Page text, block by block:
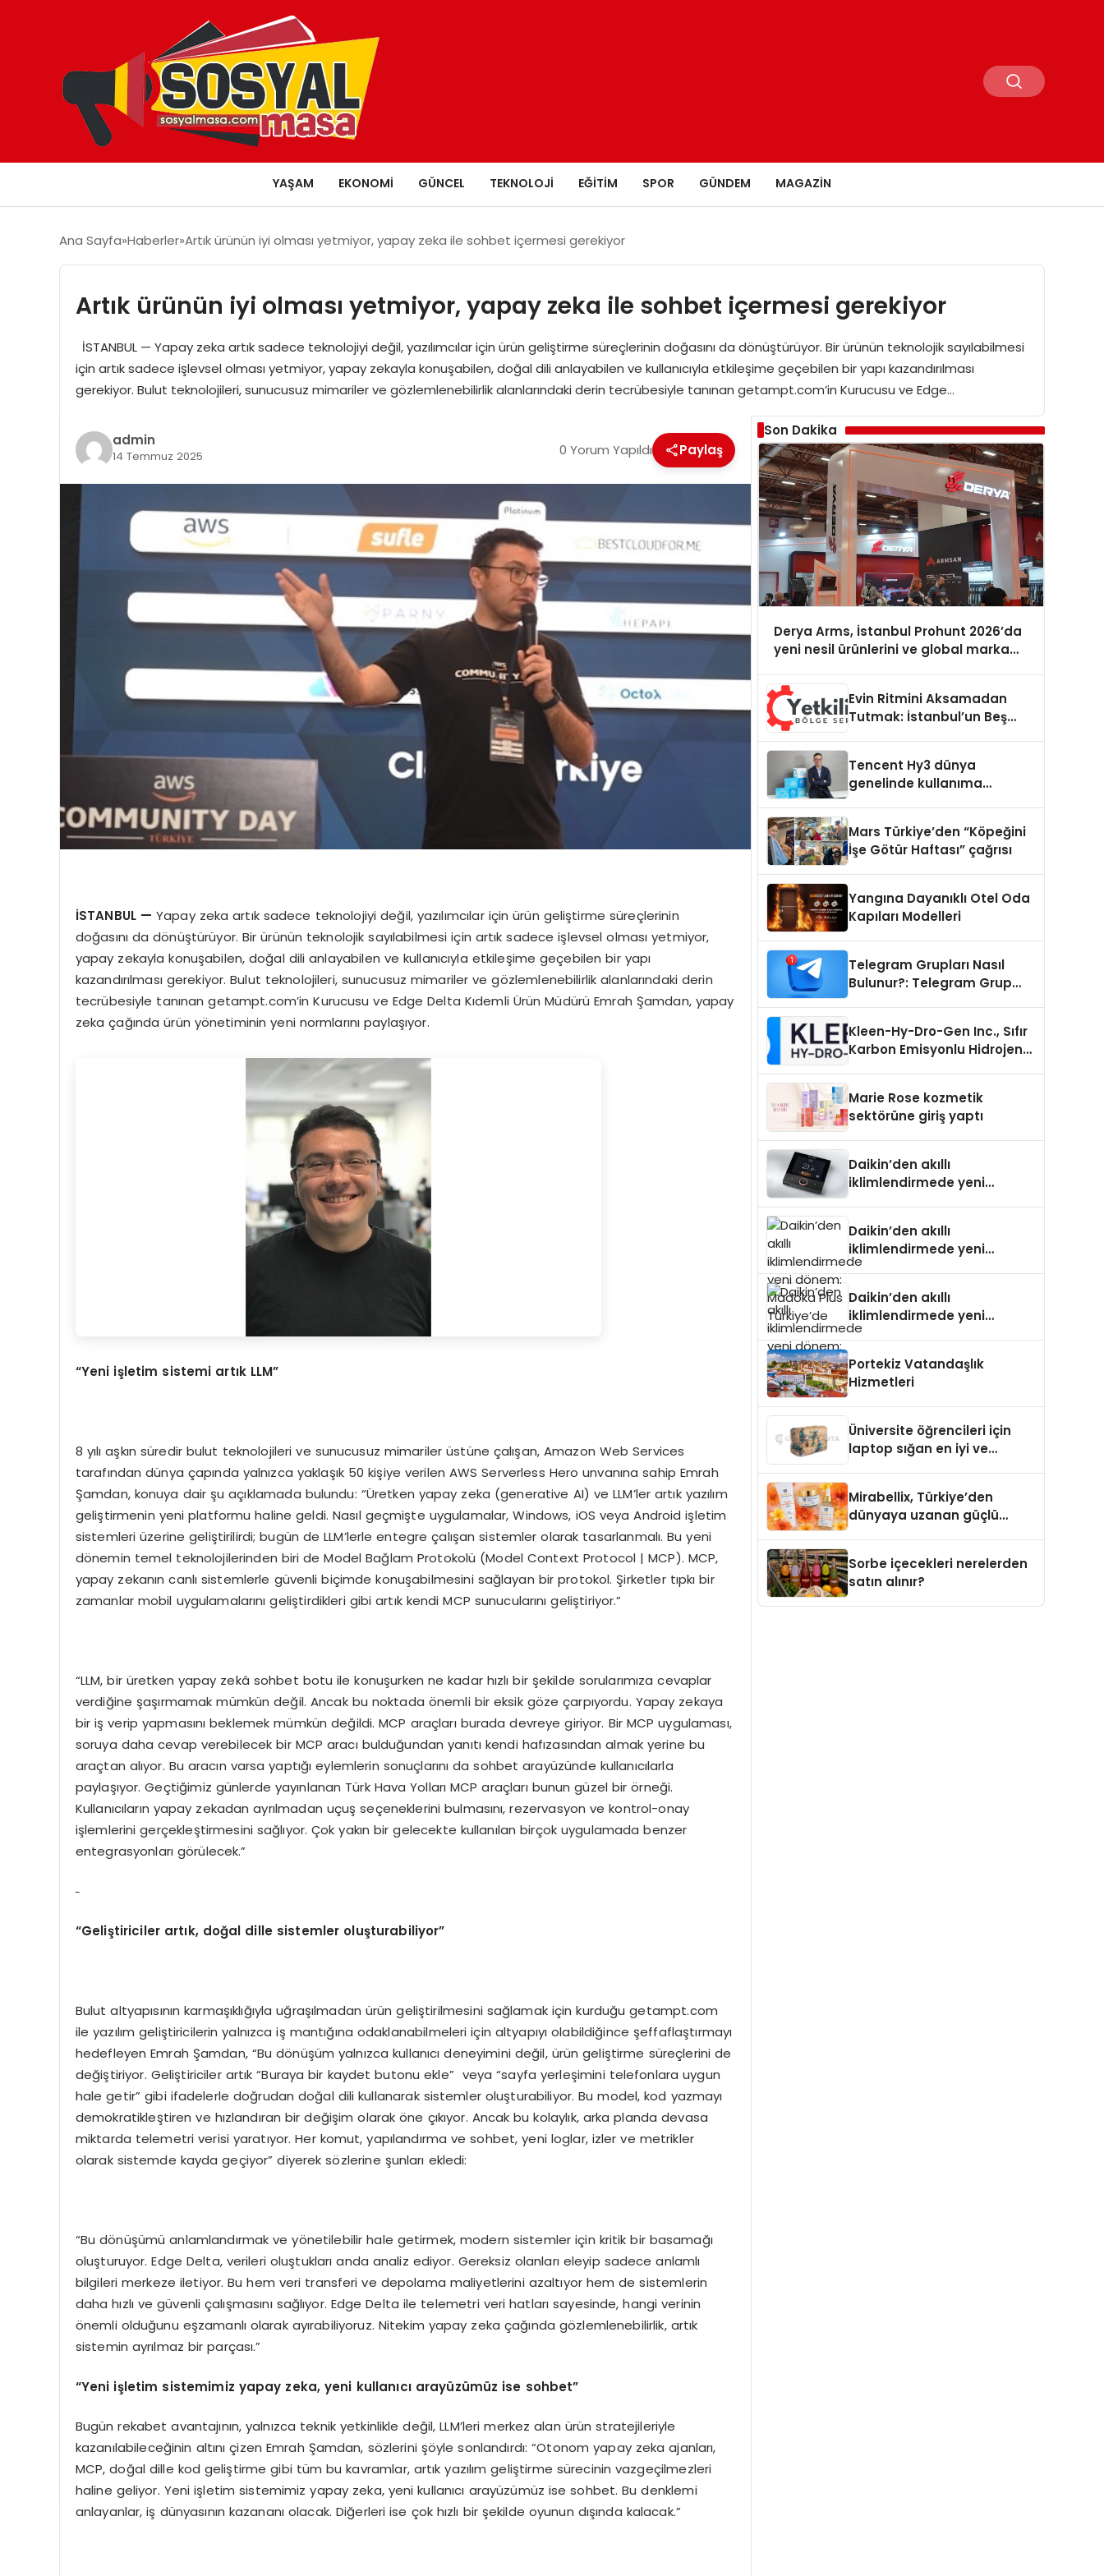
YAŞAM EKONOMI GÜNCEL TEKNOLOJI EĞITIM SPOR GÜNDEM MAGAZIN
Ana Sayfa Haberler Artık ürünün iyi olması yetmiyor, yapay zeka ile sohbet içermesi gerekiyor
Artık ürünün iyi olması yetmiyor, yapay zeka ile sohbet içermesi gerekiyor
İSTANBUL — Yapay zeka artık sadece teknolojiyi değil, yazılımcılar için ürün geliştirme süreçlerinin doğasını da dönüştürüyor. Bir ürünün teknolojik sayılabilmesi
için artık sadece işlevsel olması yetmiyor, yapay zekayla konuşabilen, doğal dili anlayabilen ve kullanıcıyla etkileşime geçebilen bir yapı kazandırılması
gerekiyor. Bulut teknolojileri, sunucusuz mimariler ve gözlemlenebilirlik alanlarındaki derin tecrübesiyle tanınan getampt.com’in Kurucusu ve Edge…
admin
14 Temmuz 2025 0 Yorum Yapıldı Paylaş
İSTANBUL — Yapay zeka artık sadece teknolojiyi değil, yazılımcılar için ürün geliştirme süreçlerinin
doğasını da dönüştürüyor. Bir ürünün teknolojik sayılabilmesi için artık sadece işlevsel olması yetmiyor,
yapay zekayla konuşabilen, doğal dili anlayabilen ve kullanıcıyla etkileşime geçebilen bir yapı
kazandırılması gerekiyor. Bulut teknolojileri, sunucusuz mimariler ve gözlemlenebilirlik alanlarındaki derin
tecrübesiyle tanınan getampt.com’in Kurucusu ve Edge Delta Kıdemli Ürün Müdürü Emrah Şamdan, yapay
zeka çağında ürün yönetiminin yeni normlarını paylaşıyor.
“Yeni işletim sistemi artık LLM”
8 yılı aşkın süredir bulut teknolojileri ve sunucusuz mimariler üstüne çalışan, Amazon Web Services
tarafından dünya çapında yalnızca yaklaşık 50 kişiye verilen AWS Serverless Hero unvanına sahip Emrah
Şamdan, konuya dair şu açıklamada bulundu: “Üretken yapay zeka (generative AI) ve LLM’ler artık yazılım
geliştirmenin yeni platformu haline geldi. Nasıl geçmişte uygulamalar, Windows, iOS veya Android işletim
sistemleri üzerine geliştirilirdi; bugün de LLM’lerle entegre çalışan sistemler olarak tasarlanmalı. Bu yeni
dönemin temel teknolojilerinden biri de Model Bağlam Protokolü (Model Context Protocol | MCP). MCP,
yapay zekanın canlı sistemlerle güvenli biçimde konuşabilmesini sağlayan bir protokol. Şirketler tıpkı bir
zamanlar mobil uygulamalarını geliştirdikleri gibi artık kendi MCP sunucularını geliştiriyor.”
“LLM, bir üretken yapay zekâ sohbet botu ile konuşurken ne kadar hızlı bir şekilde sorularımıza cevaplar
verdiğine şaşırmamak mümkün değil. Ancak bu noktada önemli bir eksik göze çarpıyordu. Yapay zekaya
bir iş verip yapmasını beklemek mümkün değildi. MCP araçları burada devreye giriyor. Bir MCP uygulaması,
soruya daha cevap verebilecek bir MCP aracı bulduğundan yanıtı kendi hafızasından almak yerine bu
araçtan alıyor. Bu aracın varsa yaptığı eylemlerin sonuçlarını da sohbet arayüzünde kullanıcılarla
paylaşıyor. Geçtiğimiz günlerde yayınlanan Türk Hava Yolları MCP araçları bunun güzel bir örneği.
Kullanıcıların yapay zekadan ayrılmadan uçuş seçeneklerini bulmasını, rezervasyon ve kontrol-onay
işlemlerini gerçekleştirmesini sağlıyor. Çok yakın bir gelecekte kullanılan birçok uygulamada benzer
entegrasyonları görülecek.”
“Geliştiriciler artık, doğal dille sistemler oluşturabiliyor”
Bulut altyapısının karmaşıklığıyla uğraşılmadan ürün geliştirilmesini sağlamak için kurduğu getampt.com
ile yazılım geliştiricilerin yalnızca iş mantığına odaklanabilmeleri için altyapıyı olabildiğince şeffaflaştırmayı
hedefleyen Emrah Şamdan, “Bu dönüşüm yalnızca kullanıcı deneyimini değil, ürün geliştirme süreçlerini de
değiştiriyor. Geliştiriciler artık “Buraya bir kaydet butonu ekle” veya “sayfa yerleşimini telefonlara uygun
hale getir” gibi ifadelerle doğrudan doğal dili kullanarak sistemler oluşturabiliyor. Bu model, kod yazmayı
demokratikleştiren ve hızlandıran bir değişim olarak öne çıkıyor. Ancak bu kolaylık, arka planda devasa
miktarda telemetri verisi yaratıyor. Her komut, yapılandırma ve sohbet, yeni loglar, izler ve metrikler
olarak sistemde kayda geçiyor” diyerek sözlerine şunları ekledi:
“Bu dönüşümü anlamlandırmak ve yönetilebilir hale getirmek, modern sistemler için kritik bir basamağı
oluşturuyor. Edge Delta, verileri oluştukları anda analiz ediyor. Gereksiz olanları eleyip sadece anlamlı
bilgileri merkeze iletiyor. Bu hem veri transferi ve depolama maliyetlerini azaltıyor hem de sistemlerin
daha hızlı ve güvenli çalışmasını sağlıyor. Edge Delta ile telemetri veri hatları sayesinde, hangi verinin
önemli olduğunu eşzamanlı olarak ayırabiliyoruz. Nitekim yapay zeka çağında gözlemlenebilirlik, artık
sistemin ayrılmaz bir parçası.”
“Yeni işletim sistemimiz yapay zeka, yeni kullanıcı arayüzümüz ise sohbet”
Bugün rekabet avantajının, yalnızca teknik yetkinlikle değil, LLM’leri merkez alan ürün stratejileriyle
kazanılabileceğinin altını çizen Emrah Şamdan, sözlerini şöyle sonlandırdı: “Otonom yapay zeka ajanları,
MCP, doğal dille kod geliştirme gibi tüm bu kavramlar, artık yazılım geliştirme sürecinin vazgeçilmezleri
haline geliyor. Yeni işletim sistemimiz yapay zeka, yeni kullanıcı arayüzümüz ise sohbet. Bu denklemi
anlayanlar, iş dünyasının kazananı olacak. Diğerleri ise çok hızlı bir şekilde oyunun dışında kalacak.”
Son Dakika
Derya Arms, İstanbul Prohunt 2026’da
yeni nesil ürünlerini ve global marka
Evin Ritmini Aksamadan
Tutmak: İstanbul’un Beş
Tencent Hy3 dünya
genelinde kullanıma
Mars Türkiye’den “Köpeğini
İşe Götür Haftası” çağrısı
Yangına Dayanıklı Otel Oda
Kapıları Modelleri
Telegram Grupları Nasıl
Bulunur?: Telegram Grup
Kleen-Hy-Dro-Gen Inc., Sıfır
Karbon Emisyonlu Hidrojen
Aldı
Marie Rose kozmetik
sektörüne giriş yaptı
Daikin’den akıllı
iklimlendirmede yeni
Daikin’den akıllı
iklimlendirmede yeni
dönem: Madoka Plus
Daikin’den akıllı
iklimlendirmede yeni
dönem: Madoka Plus
Portekiz Vatandaşlık
Hizmetleri
Üniversite öğrencileri için
laptop sığan en iyi ve
Mirabellix, Türkiye’den
dünyaya uzanan güçlü
Sorbe içecekleri nerelerden
satın alınır?